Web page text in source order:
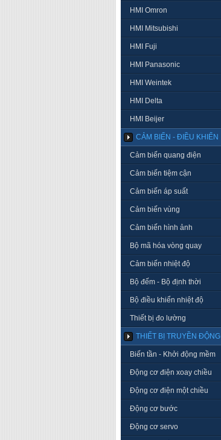
HMI Omron
HMI Mitsubishi
HMI Fuji
HMI Panasonic
HMI Weintek
HMI Delta
HMI Beijer
CẢM BIẾN - ĐIỀU KHIỂN
Cảm biến quang điện
Cảm biến tiệm cận
Cảm biến áp suất
Cảm biến vùng
Cảm biến hình ảnh
Bộ mã hóa vòng quay
Cảm biến nhiệt độ
Bộ đếm - Bộ định thời
Bộ điều khiển nhiệt độ
Thiết bị đo lường
THIẾT BỊ TRUYỀN ĐỘNG
Biến tần - Khởi động mềm
Động cơ điện xoay chiều
Động cơ điện một chiều
Động cơ bước
Động cơ servo